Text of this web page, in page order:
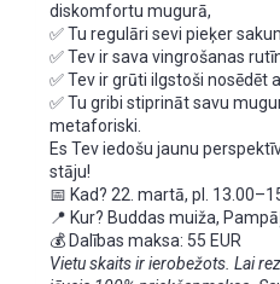
diskomfortu mugurā,
✅ Tu regulāri sevi pieķer
✅ Tev ir sava vingrošanas
✅ Tev ir grūti ilgstoši nosēdēt
✅ Tu gribi stiprināt savu
metaforiski.
Es Tev iedošu jaunu
stāju!
📅 Kad? 22. martā, pl.
📍 Kur? Buddas muiža,
💰 Dalības maksa: 55 EUR
Vietu skaits ir ierobežots. Lai